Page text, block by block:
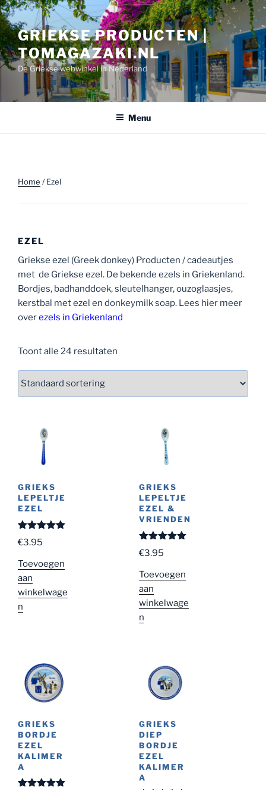
Ga
naar
de
inhoud
GRIEKSE PRODUCTEN |
TOMAGAZAKI.NL
De Griekse webwinkel in Nederland
Menu
Home / Ezel
EZEL
Griekse ezel (Greek donkey) Producten / cadeautjes
met de Griekse ezel. De bekende ezels in Griekenland.
Bordjes, badhanddoek, sleutelhanger, ouzoglaasjes,
kerstbal met ezel en donkeymilk soap. Lees hier meer
overezels in Griekenland
Toont alle 24 resultaten
GRIEKS
LEPELTJE
EZEL
Gewaardeer
d5.00
€3.95
Toevoegen
aan
winkelwage
n
GRIEKS
LEPELTJE
EZEL &
VRIENDEN
Gewaardeer
d5.00
€3.95
Toevoegen
aan
winkelwage
n
GRIEKS
BORDJE
EZEL
KALIMER
A
GRIEKS
DIEP
BORDJE
EZEL
KALIMER
A